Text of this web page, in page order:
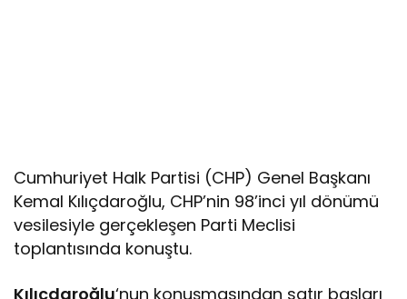
Cumhuriyet Halk Partisi (CHP) Genel Başkanı
Kemal Kılıçdaroğlu, CHP’nin 98’inci yıl dönümü
vesilesiyle gerçekleşen Parti Meclisi
toplantısında konuştu.
Kılıçdaroğlu‘nun konuşmasından satır başları